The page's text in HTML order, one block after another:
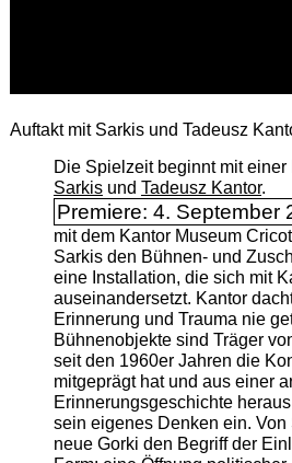
Auftakt mit Sarkis und Tadeusz
Die Spielzeit beginnt mit
Sarkisund Tadeusz Kantor.
Premiere: 4. September
mit dem Kantor Museum
Sarkis den Bühnen- und
eine Installation, die sich mit
auseinandersetzt. Kantor
Erinnerung und Trauma nie
Bühnenobjekte sind Träger
seit den 1960er Jahren die
mitgeprägt hat und aus einer
Erinnerungsgeschichte
sein eigenes Denken ein.
neue Gorki den Begriff der